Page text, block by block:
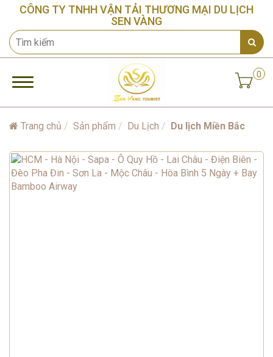
CÔNG TY TNHH VẬN TẢI THƯƠNG MẠI DU LỊCH
SEN VÀNG
0
Trang chủ Sản phẩm Du Lịch Du lịch Miền Bắc